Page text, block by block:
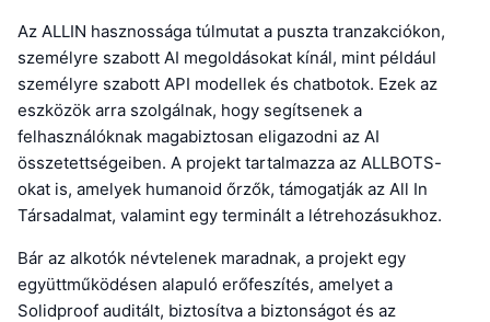
Az ALLIN hasznossága túlmutat a puszta tranzakciókon,
személyre szabott AI megoldásokat kínál, mint például
személyre szabott API modellek és chatbotok. Ezek az
eszközök arra szolgálnak, hogy segítsenek a
felhasználóknak magabiztosan eligazodni az AI
összetettségeiben. A projekt tartalmazza az ALLBOTS-
okat is, amelyek humanoid őrzők, támogatják az All In
Társadalmat, valamint egy terminált a létrehozásukhoz.
Bár az alkotók névtelenek maradnak, a projekt egy
együttműködésen alapuló erőfeszítés, amelyet a
Solidproof auditált, biztosítva a biztonságot és az